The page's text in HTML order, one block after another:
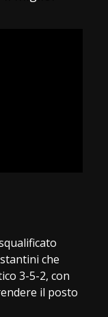
che
3-5-2, con
il posto